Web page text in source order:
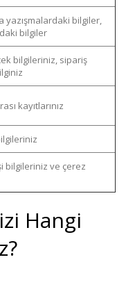
yazışmalardaki bilgiler,
bilgiler
bilgileriniz, sipariş
kayıtlarınız
bilgileriniz ve çerez
Hangi